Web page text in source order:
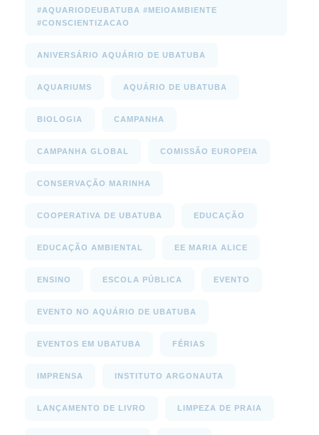
#AQUARIODEUBATUBA #MEIOAMBIENTE
#CONSCIENTIZACAO
ANIVERSÁRIO AQUÁRIO DE UBATUBA
AQUARIUMS AQUÁRIO DE UBATUBA
BIOLOGIA CAMPANHA
CAMPANHA GLOBAL COMISSÃO EUROPEIA
CONSERVAÇÃO MARINHA
COOPERATIVA DE UBATUBA EDUCAÇÃO
EDUCAÇÃO AMBIENTAL EE MARIA ALICE
ENSINO ESCOLA PÚBLICA EVENTO
EVENTO NO AQUÁRIO DE UBATUBA
EVENTOS EM UBATUBA FÉRIAS
IMPRENSA INSTITUTO ARGONAUTA
LANÇAMENTO DE LIVRO LIMPEZA DE PRAIA